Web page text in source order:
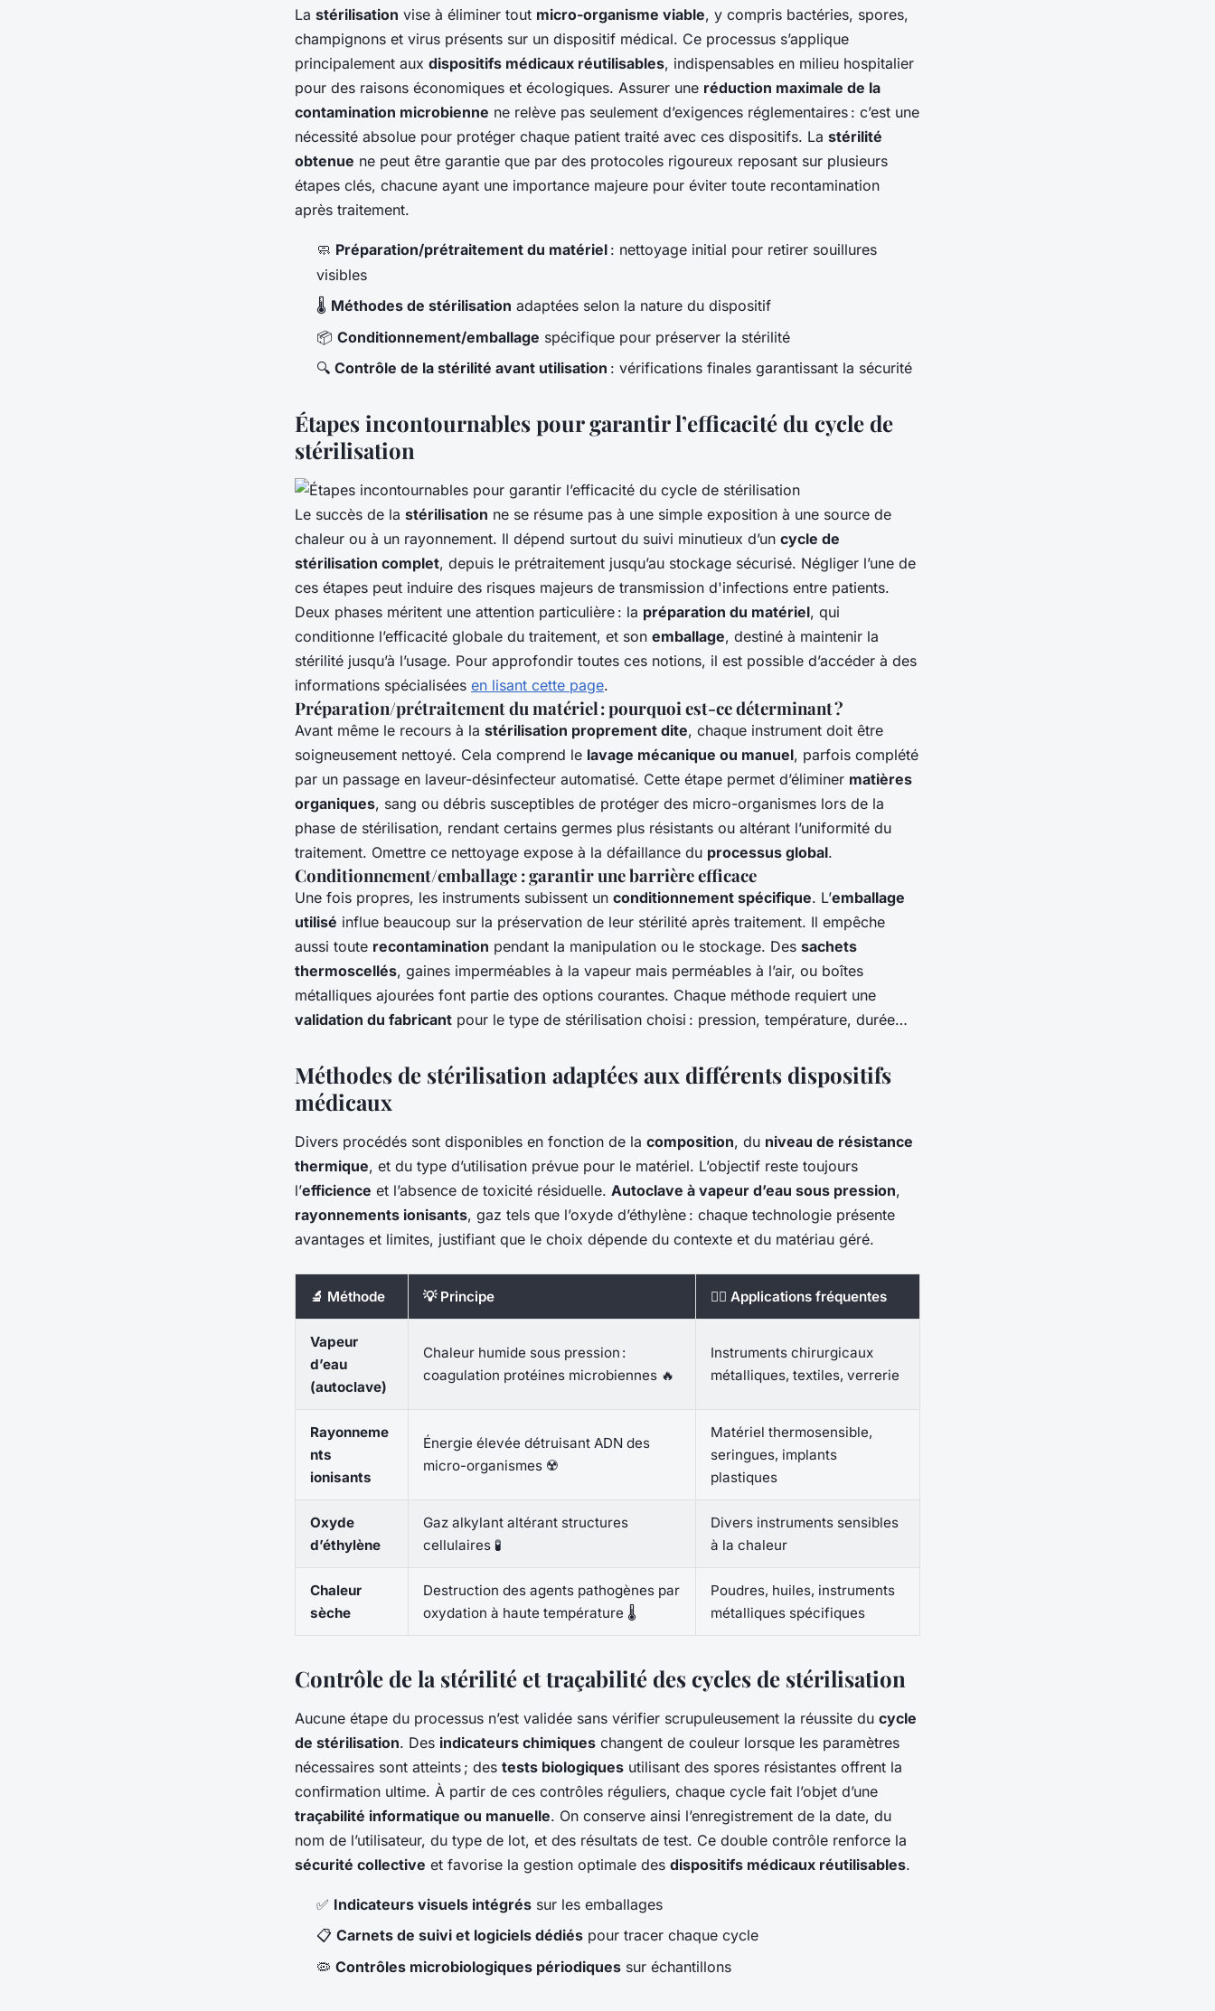
La stérilisation vise à éliminer tout micro-organisme viable, y compris bactéries, spores,
champignons et virus présents sur un dispositif médical. Ce processus s’applique
principalement aux dispositifs médicaux réutilisables, indispensables en milieu hospitalier
pour des raisons économiques et écologiques. Assurer une réduction maximale de la
contamination microbienne ne relève pas seulement d’exigences réglementaires : c’est une
nécessité absolue pour protéger chaque patient traité avec ces dispositifs. La stérilité
obtenue ne peut être garantie que par des protocoles rigoureux reposant sur plusieurs
étapes clés, chacune ayant une importance majeure pour éviter toute recontamination
après traitement.
🧼 Préparation/prétraitement du matériel : nettoyage initial pour retirer souillures
visibles
🌡️ Méthodes de stérilisation adaptées selon la nature du dispositif
📦 Conditionnement/emballage spécifique pour préserver la stérilité
🔍 Contrôle de la stérilité avant utilisation : vérifications finales garantissant la sécurité
Étapes incontournables pour garantir l’efficacité du cycle de
stérilisation
Le succès de la stérilisation ne se résume pas à une simple exposition à une source de
chaleur ou à un rayonnement. Il dépend surtout du suivi minutieux d’un cycle de
stérilisation complet, depuis le prétraitement jusqu’au stockage sécurisé. Négliger l’une de
ces étapes peut induire des risques majeurs de transmission d'infections entre patients.
Deux phases méritent une attention particulière : la préparation du matériel, qui
conditionne l’efficacité globale du traitement, et son emballage, destiné à maintenir la
stérilité jusqu’à l’usage. Pour approfondir toutes ces notions, il est possible d’accéder à des
informations spécialisées en lisant cette page.
Préparation/prétraitement du matériel : pourquoi est-ce déterminant ?
Avant même le recours à la stérilisation proprement dite, chaque instrument doit être
soigneusement nettoyé. Cela comprend le lavage mécanique ou manuel, parfois complété
par un passage en laveur-désinfecteur automatisé. Cette étape permet d’éliminer matières
organiques, sang ou débris susceptibles de protéger des micro-organismes lors de la
phase de stérilisation, rendant certains germes plus résistants ou altérant l’uniformité du
traitement. Omettre ce nettoyage expose à la défaillance du processus global.
Conditionnement/emballage : garantir une barrière efficace
Une fois propres, les instruments subissent un conditionnement spécifique. L’emballage
utilisé influe beaucoup sur la préservation de leur stérilité après traitement. Il empêche
aussi toute recontamination pendant la manipulation ou le stockage. Des sachets
thermoscellés, gaines imperméables à la vapeur mais perméables à l’air, ou boîtes
métalliques ajourées font partie des options courantes. Chaque méthode requiert une
validation du fabricant pour le type de stérilisation choisi : pression, température, durée…
Méthodes de stérilisation adaptées aux différents dispositifs
médicaux
Divers procédés sont disponibles en fonction de la composition, du niveau de résistance
thermique, et du type d’utilisation prévue pour le matériel. L’objectif reste toujours
l’efficience et l’absence de toxicité résiduelle. Autoclave à vapeur d’eau sous pression,
rayonnements ionisants, gaz tels que l’oxyde d’éthylène : chaque technologie présente
avantages et limites, justifiant que le choix dépende du contexte et du matériau géré.
🔬 Méthode 💡 Principe 👩‍⚕️ Applications fréquentes
Vapeur
d’eau
(autoclave)
Chaleur humide sous pression :
coagulation protéines microbiennes 🔥
Instruments chirurgicaux
métalliques, textiles, verrerie
Rayonneme
nts
ionisants
Énergie élevée détruisant ADN des
micro-organismes ☢️
Matériel thermosensible,
seringues, implants
plastiques
Oxyde
d’éthylène
Gaz alkylant altérant structures
cellulaires 🧪
Divers instruments sensibles
à la chaleur
Chaleur
sèche
Destruction des agents pathogènes par
oxydation à haute température 🌡️
Poudres, huiles, instruments
métalliques spécifiques
Contrôle de la stérilité et traçabilité des cycles de stérilisation
Aucune étape du processus n’est validée sans vérifier scrupuleusement la réussite du cycle
de stérilisation. Des indicateurs chimiques changent de couleur lorsque les paramètres
nécessaires sont atteints ; des tests biologiques utilisant des spores résistantes offrent la
confirmation ultime. À partir de ces contrôles réguliers, chaque cycle fait l’objet d’une
traçabilité informatique ou manuelle. On conserve ainsi l’enregistrement de la date, du
nom de l’utilisateur, du type de lot, et des résultats de test. Ce double contrôle renforce la
sécurité collective et favorise la gestion optimale des dispositifs médicaux réutilisables.
✅ Indicateurs visuels intégrés sur les emballages
📋 Carnets de suivi et logiciels dédiés pour tracer chaque cycle
🦠 Contrôles microbiologiques périodiques sur échantillons